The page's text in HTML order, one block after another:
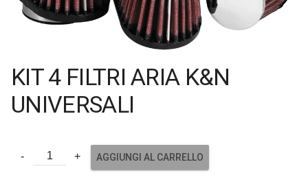
KIT 4 FILTRI ARIA K&N
UNIVERSALI
AGGIUNGI AL CARRELLO